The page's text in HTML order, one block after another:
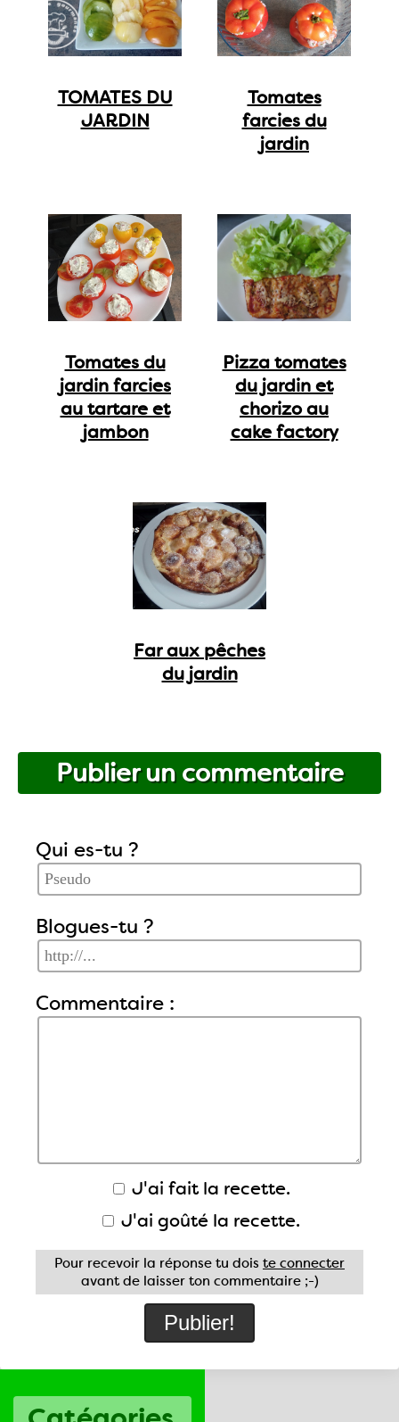
TOMATES DU
JARDIN
Tomates
farcies du
jardin
Tomates du
jardin farcies
au tartare et
jambon
Pizza tomates
du jardin et
chorizo au
cake factory
Far aux pêches
du jardin
Publier un commentaire
Qui es-tu ?
Blogues-tu ?
Commentaire :
J'ai fait la recette.
J'ai goûté la recette.
Pour recevoir la réponse tu dois te connecter
avant de laisser ton commentaire ;-)